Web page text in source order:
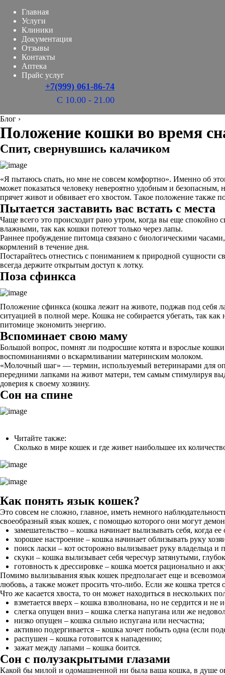
Главная
Услуги
Клиники
Документация
Отзывы
Контакты
Аптека
Прайс услуг
+7(999) 061-86-74
С 10.00 - 21.00
Блог ›
Положение кошки во время
Спит, свернувшись калачиком
«Я пытаюсь спать, но мне не совсем комфортно». Именно об
может показаться человеку невероятно удобным и
прячет живот и обвивает его хвостом. Такое положение также
Пытается заставить вас встать с места
Чаще всего это происходит рано утром, когда вы еще спокойно
влажными, так как кошки потеют только через лапы.
Раннее пробуждение питомца связано с биологическими
кормлений в течение дня.
Постарайтесь отнестись с пониманием к природной сущности
всегда держите открытым доступ к лотку.
Поза сфинкса
Положение сфинкса (кошка лежит на животе, поджав под себя
ситуацией в полной мере. Кошка не собирается убегать, так
питомице экономить энергию.
Вспоминает свою маму
Большой вопрос, помнят ли подросшие котята и взрослые
воспоминаниями о вскармливании материнским молоком.
«Молочный шаг» ― термин, используемый ветеринарами для
передними лапками на живот матери, тем самым стимулируя
доверия к своему хозяину.
Сон на спине
Читайте также:
Сколько в мире кошек и где живет наибольшее их
Как понять язык кошек?
Это совсем не сложно, главное, иметь немного
своеобразный язык кошек, с помощью которого они могут
замешательство – кошка начинает вылизывать себя, когда
хорошее настроение – кошка начинает облизывать руку
поиск ласки – кот осторожно вылизывает руку владельца и
скуки – кошка вылизывает себя чересчур затянутыми,
готовность к дрессировке – кошка моется рационально и
Помимо вылизывания язык кошек предполагает еще и
любовь, а также может просить что-либо. Если же кошка
Что же касается хвоста, то он может находиться в нескольких
взметается вверх – кошка взволнована, но не сердится и не
слегка опущен вниз – кошка слегка напугана или же
низко опущен – кошка сильно испугана или несчастна;
активно подергивается – кошка хочет побыть одна (если
распушен – кошка готовится к нападению;
зажат между лапами – кошка боится.
Сон с полузакрытыми глазами
Какой бы милой и одомашненной ни была ваша кошка, в душе